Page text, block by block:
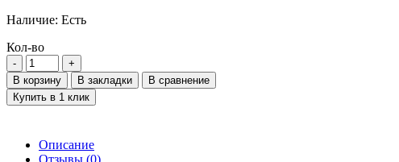
Наличие: Есть
Кол-во
В корзину В закладки
В сравнение
Купить в 1 клик
Описание
Отзывы (0)